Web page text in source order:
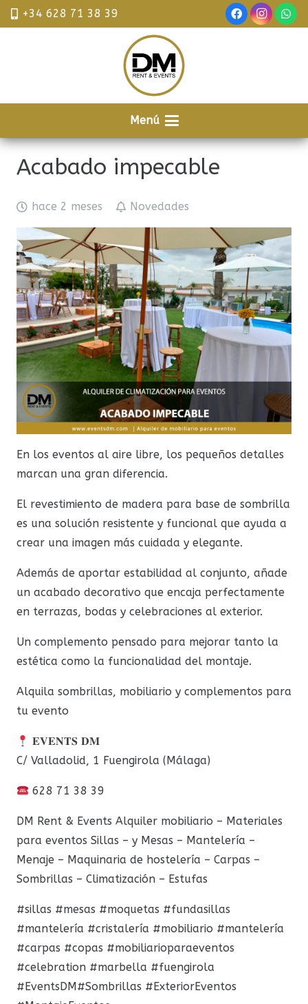
+34 628 71 38 39
Menú
Acabado impecable
hace 2 meses Novedades
En los eventos al aire libre, los pequeños detalles
marcan una gran diferencia.
El revestimiento de madera para base de sombrilla
es una solución resistente y funcional que ayuda a
crear una imagen más cuidada y elegante.
Además de aportar estabilidad al conjunto, añade
un acabado decorativo que encaja perfectamente
en terrazas, bodas y celebraciones al exterior.
Un complemento pensado para mejorar tanto la
estética como la funcionalidad del montaje.
Alquila sombrillas, mobiliario y complementos para
tu evento
𝐄𝐕𝐄𝐍𝐓𝐒 𝐃𝐌
C/ Valladolid, 1 Fuengirola (Málaga)
628 71 38 39
DM Rent & Events Alquiler mobiliario – Materiales
para eventos Sillas – y Mesas – Mantelería –
Menaje – Maquinaria de hostelería – Carpas –
Sombrillas – Climatización – Estufas
#sillas #mesas #moquetas #fundasillas
#mantelería #cristalería #mobiliario #mantelería
#carpas #copas #mobiliarioparaeventos
#celebration #marbella #fuengirola
#EventsDM#Sombrillas #ExteriorEventos